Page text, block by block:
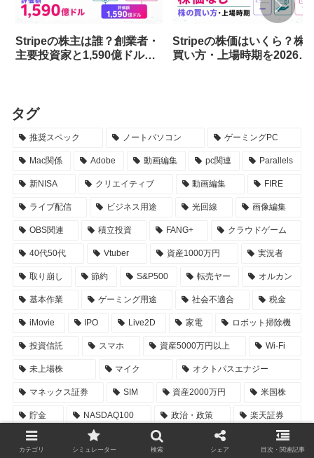
Stripeの株主は誰？創業者・
主要投資家と1,590億ドル評
Stripeの株価はいくら？株
買い方・上場時期を2026年
タグ
推奨スペック ノートパソコン ゲーミングPC
Mac関係 Adobe 動画編集 pc関連 Parallels
新NISA クリエイティブ 動画編集 FIRE
ライブ配信 ビジネス用途 光回線 画像編集
OBS関連 積立投資 FANG+ クラウドゲーム
40代50代 Vtuber 資産1000万円 実況者
取り崩し 節約 S&P500 転売ヤー オルカン
基本作業 ゲーミング用途 社会不適合 税金
iMovie IPO Live2D 家電 ロボット掃除機
投資信託 スマホ 資産5000万円以上 Wi-Fi
未上場株 マイク オクトパスエナジー
マネックス証券 SIM 資産2000万円 米国株
貯金 NASDAQ100 政治・政策 楽天証券
サムネ コーストFIRE 一歩テック20 HiJoJo
カテゴリ シミュレーター 検索 シェア 目次・関連記事